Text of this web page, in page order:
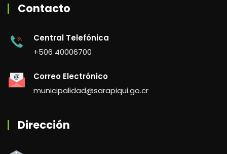
Contacto
Central Telefónica
+506 40006700
Correo Electrónico
municipalidad@sarapiqui.go.cr
Dirección